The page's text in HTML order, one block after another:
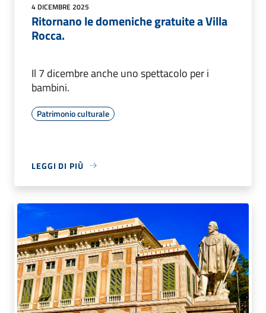
4 DICEMBRE 2025
Ritornano le domeniche gratuite a Villa
Rocca.
Il 7 dicembre anche uno spettacolo per i
bambini.
Patrimonio culturale
LEGGI DI PIÙ